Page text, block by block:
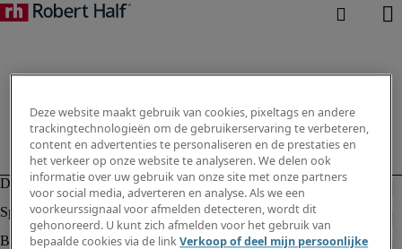
Deze website maakt gebruik van cookies, pixeltags en andere
trackingtechnologieën om de gebruikerservaring te verbeteren,
content en advertenties te personaliseren en de prestaties en
het verkeer op onze website te analyseren. We delen ook
informatie over uw gebruik van onze site met onze partners
voor social media, adverteren en analyse. Als we een
voorkeurssignaal voor afmelden detecteren, wordt dit
gehonoreerd. U kunt zich afmelden voor het gebruik van
bepaalde cookies via de linkVerkoop of deel mijn persoonlijke